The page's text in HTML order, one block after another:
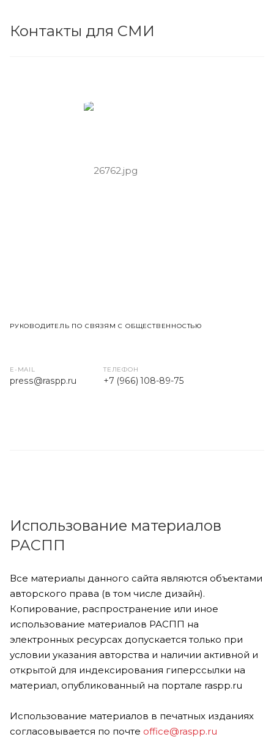
Контакты для СМИ
РУКОВОДИТЕЛЬ ПО СВЯЗЯМ С ОБЩЕСТВЕННОСТЬЮ
E-MAIL
press@raspp.ru
ТЕЛЕФОН
+7 (966) 108-89-75
Использование материалов
РАСПП
Все материалы данного сайта являются объектами
авторского права (в том числе дизайн).
Копирование, распространение или иное
использование материалов РАСПП на
электронных ресурсах допускается только при
условии указания авторства и наличии активной и
открытой для индексирования гиперссылки на
материал, опубликованный на портале raspp.ru
Использование материалов в печатных изданиях
согласовывается по почте office@raspp.ru